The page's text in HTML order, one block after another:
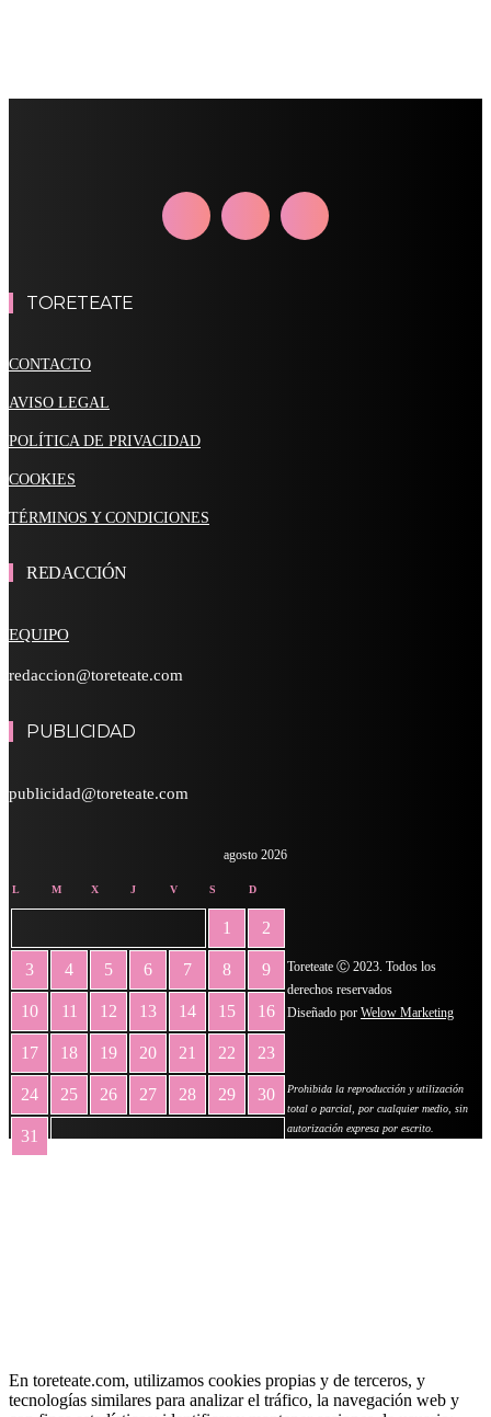
TORETEATE
CONTACTO
AVISO LEGAL
POLÍTICA DE PRIVACIDAD
COOKIES
TÉRMINOS Y CONDICIONES
REDACCIÓN
EQUIPO
redaccion@toreteate.com
PUBLICIDAD
publicidad@toreteate.com
agosto 2026
L M X J V S D
1 2
3 4 5 6 7 8 9
10 11 12 13 14 15 16
17 18 19 20 21 22 23
24 25 26 27 28 29 30
31
Toreteate Ⓒ 2023. Todos los
derechos reservados
Diseñado por Welow Marketing
Prohibida la reproducción y utilización
total o parcial, por cualquier medio, sin
autorización expresa por escrito.
En toreteate.com, utilizamos cookies propias y de terceros, y
tecnologías similares para analizar el tráfico, la navegación web y